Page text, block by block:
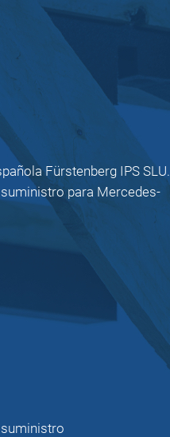
Fürstenberg IPS SLU.
para Mercedes-